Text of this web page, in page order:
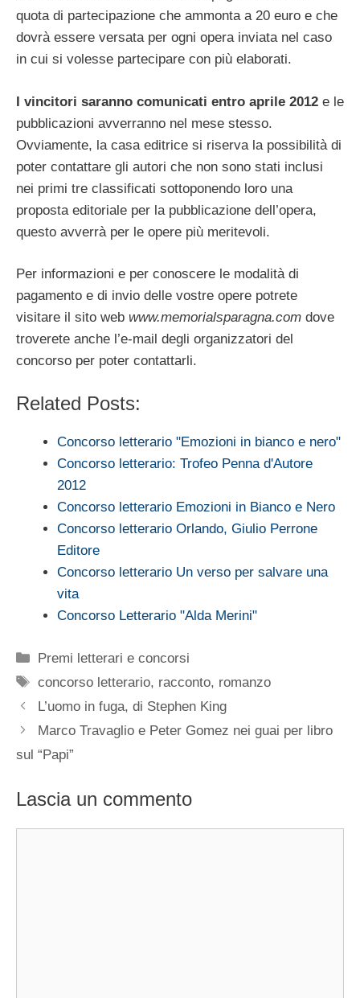
quota di partecipazione che ammonta a 20 euro e che
dovrà essere versata per ogni opera inviata nel caso
in cui si volesse partecipare con più elaborati.
I vincitori saranno comunicati entro aprile 2012 e le
pubblicazioni avverranno nel mese stesso.
Ovviamente, la casa editrice si riserva la possibilità di
poter contattare gli autori che non sono stati inclusi
nei primi tre classificati sottoponendo loro una
proposta editoriale per la pubblicazione dell’opera,
questo avverrà per le opere più meritevoli.
Per informazioni e per conoscere le modalità di
pagamento e di invio delle vostre opere potrete
visitare il sito web www.memorialsparagna.com dove
troverete anche l’e-mail degli organizzatori del
concorso per poter contattarli.
Related Posts:
Concorso letterario "Emozioni in bianco e nero"
Concorso letterario: Trofeo Penna d'Autore
2012
Concorso letterario Emozioni in Bianco e Nero
Concorso letterario Orlando, Giulio Perrone
Editore
Concorso letterario Un verso per salvare una
vita
Concorso Letterario "Alda Merini"
Categorie
Premi letterari e concorsi
Tag
concorso letterario, racconto, romanzo
L’uomo in fuga, di Stephen King
Marco Travaglio e Peter Gomez nei guai per libro
sul “Papi”
Lascia un commento